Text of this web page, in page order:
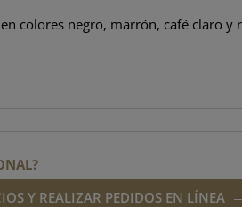
colores negro, marrón, café claro y
Y REALIZAR PEDIDOS EN LÍNEA